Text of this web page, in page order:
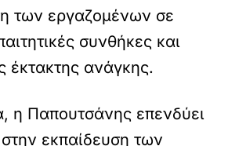
των εργαζομένων σε
συνθήκες και
έκτακτης ανάγκης.
η Παπουτσάνης επενδύει
εκπαίδευση των